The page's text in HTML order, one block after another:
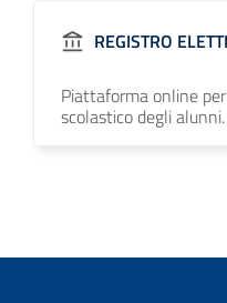
REGISTRO
Piattaforma online
scolastico degli alunni.